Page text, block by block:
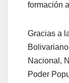
formación
Gracias a
Nacional,
Poder